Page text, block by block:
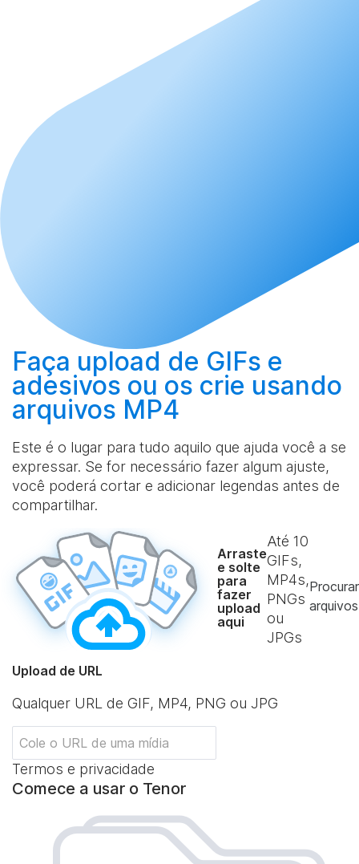
Faça upload de GIFs e
adesivos ou os crie usando
arquivos MP4
Este é o lugar para tudo aquilo que ajuda você a se
expressar. Se for necessário fazer algum ajuste,
você poderá cortar e adicionar legendas antes de
compartilhar.
Arraste
e solte
para
fazer
upload
aqui
Até 10
GIFs,
MP4s,
PNGs
ou
JPGs
Procurar
arquivos
Upload de URL
Qualquer URL de GIF, MP4, PNG ou JPG
Termos e privacidade
Comece a usar o Tenor